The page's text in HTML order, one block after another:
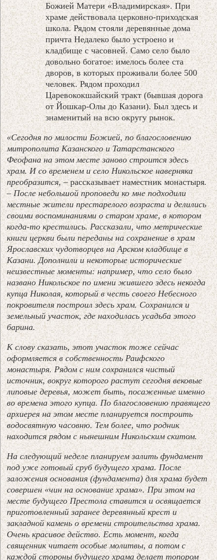
Божией Матери «Владимирская». При
храме действовала церковно-приходская
школа. Рядом стояли деревянные дома
причта Недалеко было устроено и
кладбище с часовней. Само село было
довольно богатое: имелось более ста
дворов, в которых проживали более 500
человек. Рядом проходил
Царевококшайский тракт (бывшая дорога
от Йошкар-Олы до Казани). Был здесь и
знаменитый на всю округу рынок.
«Сегодня по милости Божией, по благословению
митрополита Казанского и Татарстанского
Феофана на этом месте заново строится здесь
храм. И со временем и село Никольское наверняка
преобразится, –рассказывает наместник монастыря.
–После небольшой проповеди ко мне подходили
местные жители престарелого возраста и делились
своими воспоминаниями о старом храме, в котором
когда-то крестились. Рассказали, что метрические
книги церкви были переданы на сохранение в храм
Ярославских чудотворцев на Арском кладбище в
Казани. Дополнили и некоторые исторические
неизвестные моменты: например, что село было
названо Никольское по имени жившего здесь некогда
купца Николая, который в честь своего Небесного
покровителя построил здесь храм. Сохранился и
земельный участок, где находилась усадьба этого
барина.
К слову сказать, этот участок тоже сейчас
оформляется в собственность Раифского
монастыря. Рядом с ним сохранился чистый
источник, вокруг которого растут сегодня вековые
липовые деревья, может быть, посаженные именно
во времена этого купца. По благословению правящего
архиерея на этом месте планируется построить
водосвятную часовню. Тем более, что родник
находится рядом с нынешним Никольским скитом.
На следующий неделе планируем залить фундамент
под уже готовый сруб будущего храма. После
заложения основания (фундамента) для храма будет
совершен «чин на основание храма». При этом на
месте будущего Престола ставится и освящается
приготовленный заранее деревянный крест и
закладной камень о времени строительства храма.
Очень красивое действо. Есть момент, когда
священник читает особые молитвы, а потом с
каждой стороны будущего храма делает топором